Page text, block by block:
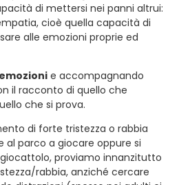
di mettersi nei panni altrui:
cioè quella capacità di
alle emozioni proprie ed
e accompagnando
il racconto di quello che
che si prova.
di forte tristezza o rabbia
al parco a giocare oppure si
proviamo innanzitutto
rabbia, anziché cercare